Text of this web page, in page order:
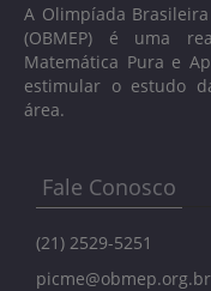
A Olimpíada
(OBMEP) é uma
Matemática Pura e
estimular o estudo
área.
Fale Conosco
(21) 2529-5251
picme@obmep.org.br